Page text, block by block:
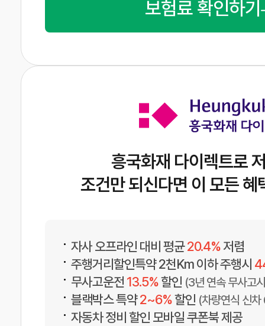
보험료 확인하기
흥국화재 다이렉트로
조건만 되신다면 이 모든 혜
• 자사 오프라인 대비 평균20.4%저렴
• 주행거리할인특약 2천Km 이하 주행시
• 무사고운전 13.5%할인 (3년 연속 무사고
• 블랙박스 특약2~6%할인 (차량연식 신
• 자동차 정비 할인 모바일 쿠폰북 제공